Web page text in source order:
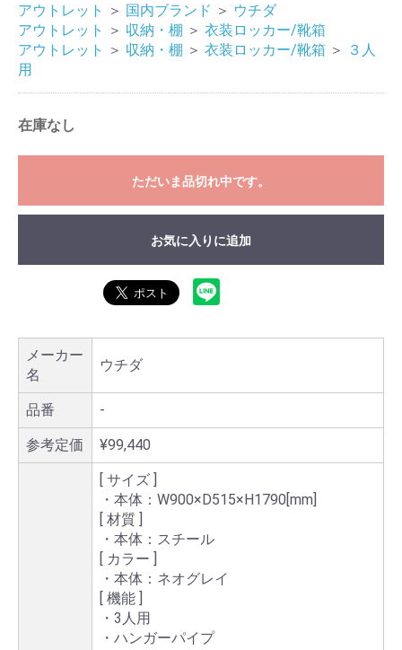
アウトレット
＞ 国内ブランド ＞ ウチダ
アウトレット
＞ 収納・棚 ＞ 衣装ロッカー/靴箱
アウトレット
＞ 収納・棚 ＞ 衣装ロッカー/靴箱 ＞
３人
用
在庫なし
ただいま品切れ中です。
お気に入りに追加
メーカー
名
ウチダ
品番 -
参考定価 ¥99,440
[ サイズ ]
・本体：W900×D515×H1790[mm]
[ 材質 ]
・本体：スチール
[ カラー ]
・本体：ネオグレイ
[ 機能 ]
・3人用
・ハンガーパイプ